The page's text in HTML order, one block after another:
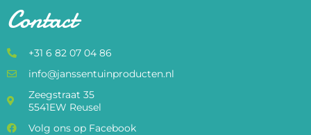
Contact
+31 6 82 07 04 86
info@janssentuinproducten.nl
Zeegstraat 35
5541EW Reusel
Volg ons op Facebook